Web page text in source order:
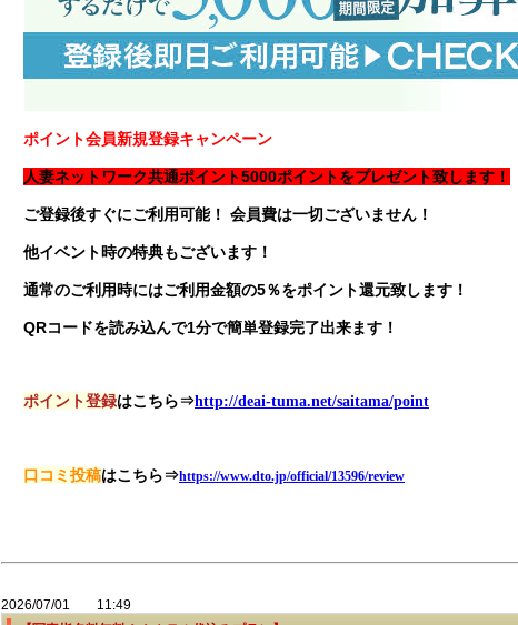
ポイント会員新規登録キャンペーン
人妻ネットワーク共通ポイント5000ポイントをプレゼント致します！
ご登録後すぐにご利用可能！ 会員費は一切ございません！
他イベント時の特典もございます！
通常のご利用時にはご利用金額の5％をポイント還元致します！
QRコードを読み込んで1分で簡単登録完了出来ます！
ポイント登録はこちら⇒http://deai-tuma.net/saitama/point
口コミ投稿はこちら⇒https://www.dto.jp/official/13596/review
2026/07/01 11:49